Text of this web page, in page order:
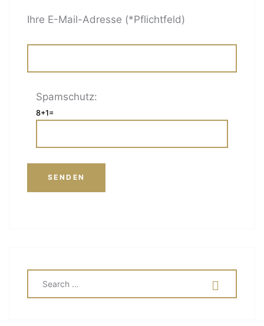
Ihre E-Mail-Adresse (*Pflichtfeld)
Spamschutz:
8+1=
FOR: